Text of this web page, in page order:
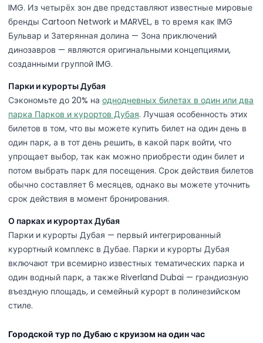
IMG. Из четырёх зон две представляют известные мировые
бренды Cartoon Network и MARVEL, в то время как IMG
Бульвар и Затерянная долина — Зона приключений
динозавров — являются оригинальными концепциями,
созданными группой IMG.
Парки и курорты Дубая
Сэкономьте до 20% на однодневных билетах в один или два
парка Парков и курортов Дубая. Лучшая особенность этих
билетов в том, что вы можете купить билет на один день в
один парк, а в тот день решить, в какой парк войти, что
упрощает выбор, так как можно приобрести один билет и
потом выбрать парк для посещения. Срок действия билетов
обычно составляет 6 месяцев, однако вы можете уточнить
срок действия в момент бронирования.
О парках и курортах Дубая
Парки и курорты Дубая — первый интегрированный
курортный комплекс в Дубае. Парки и курорты Дубая
включают три всемирно известных тематических парка и
один водный парк, а также Riverland Dubai — грандиозную
въездную площадь, и семейный курорт в полинезийском
стиле.
Городской тур по Дубаю с круизом на один час